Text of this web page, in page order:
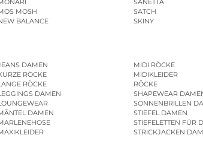
MOSH
BALANCE
SANETTA
SATCH
SKINY
DAMEN
RÖCKE
RÖCKE
DAMEN
DAMEN
MIDI RÖCKE
MIDIKLEIDER
RÖCKE
SHAPEWEAR
SONNENBRILLEN
STIEFEL DAMEN
STIEFELETTEN FÜR
STRICKJACKEN